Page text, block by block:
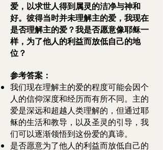
爱，以求世人得到属灵的洁净与神和
好。彼得当时并未理解主的爱，我现在
是否理解主的爱？我是否愿意像耶稣一
样，为了他人的利益而放低自己的地
位？
参考答案：
我们现在理解主的爱的程度可能会因个
人的信仰深度和经历而有所不同。主的
爱是深远和超越人类理解的，但通过耶
稣的生活和教导，以及圣灵的引导，我
们可以逐渐领悟到这份爱的真谛。
是否愿意为了他人的利益而放低自己的